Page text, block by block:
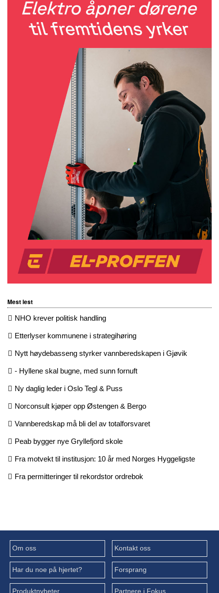
Mest lest
NHO krever politisk handling
Etterlyser kommunene i strategihøring
Nytt høydebasseng styrker vannberedskapen i Gjøvik
- Hyllene skal bugne, med sunn fornuft
Ny daglig leder i Oslo Tegl & Puss
Norconsult kjøper opp Østengen & Bergo
Vannberedskap må bli del av totalforsvaret
Peab bygger nye Gryllefjord skole
Fra motvekt til institusjon: 10 år med Norges Hyggeligste
Fra permitteringer til rekordstor ordrebok
Om oss Kontakt oss
Har du noe på hjertet? Forsprang
Produktnyheter Partnere i Fokus